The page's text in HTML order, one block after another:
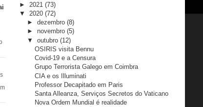
► 2021 (73)
▼ 2020 (72)
► dezembro (8)
► novembro (5)
▼ outubro (12)
OSIRIS visita Bennu
Covid-19 e a Censura
Grupo Terrorista Galego em Coimbra
CIA e os Illuminati
Professor Decapitado em Paris
Santa Alleanza, Serviços Secretos do Vaticano
Nova Ordem Mundial é realidade